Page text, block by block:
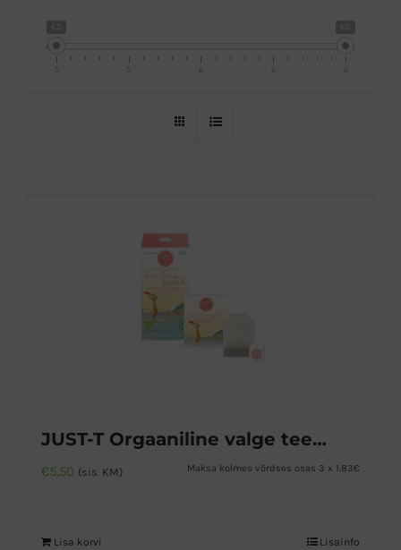
5 5
JUST-T Orgaaniline valge tee aprikoosi ja virsikuga
€5,50 (sis. KM) Maksa kolmes võrdses osas 3 x 1.83€
Lisa korvi Lisainfo